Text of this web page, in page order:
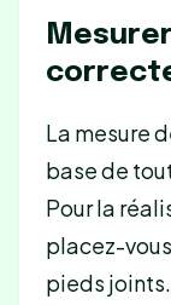
La mesure
base de
Pour la
placez-vous
pieds